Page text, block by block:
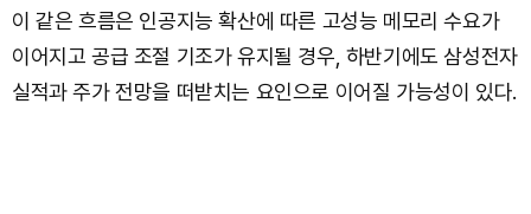
이 같은 흐름은 인공지능 확산에 따른 고성능 메모리 수요가
이어지고 공급 조절 기조가 유지될 경우, 하반기에도 삼성전자
실적과 주가 전망을 떠받치는 요인으로 이어질 가능성이 있다.